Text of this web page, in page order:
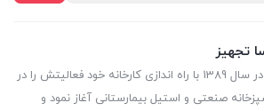
تجهیز
گروه تولیدی پارسا تجهیز در سال 1389 با راه اندازی کارخانه خود فعالیتش را در
صنعتی و استیل بیمارستانی آغاز نمود و